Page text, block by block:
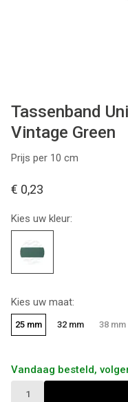
Tassenband
Vintage Green
Prijs per 10 cm
€ 0,23
Kies uw kleur:
Kies uw maat:
25 mm 32 mm 38 mm
Vandaag besteld,